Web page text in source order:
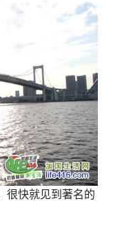
很快就见到著名的